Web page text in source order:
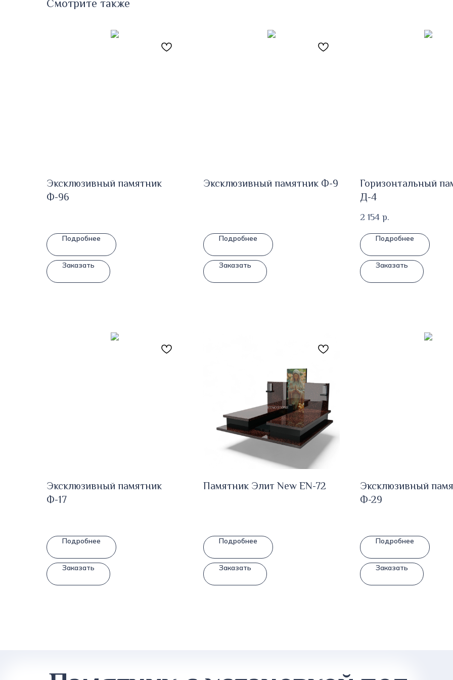
Смотрите также
Эксклюзивный памятник
Ф-96
Подробнее
Заказать
Эксклюзивный памятник Ф-9
Подробнее
Заказать
Горизонтальный
Д-4
2 154 р.
Подробнее
Заказать
Эксклюзивный памятник
Ф-17
Подробнее
Заказать
Памятник Элит New EN-72
Подробнее
Заказать
Эксклюзивный
Ф-29
Подробнее
Заказать